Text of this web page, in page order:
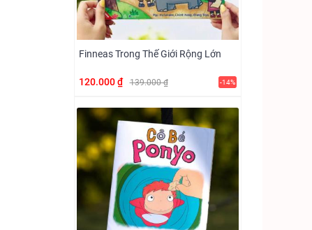
Finneas Trong Thế Giới Rộng Lớn
120.000 ₫ 139.000 ₫ -14%